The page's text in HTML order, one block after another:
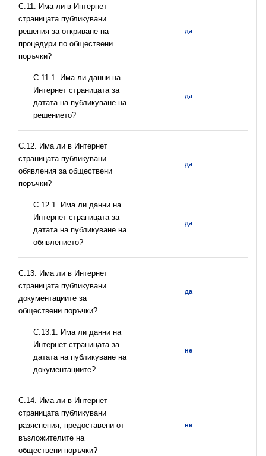
С.11. Има ли в Интернет
страницата публикувани
решения за откриване на
процедури по обществени
поръчки?
да
С.11.1. Има ли данни на
Интернет страницата за
датата на публикуване на
решението?
да
С.12. Има ли в Интернет
страницата публикувани
обявления за обществени
поръчки?
да
С.12.1. Има ли данни на
Интернет страницата за
датата на публикуване на
обявлението?
да
С.13. Има ли в Интернет
страницата публикувани
документациите за
обществени поръчки?
да
С.13.1. Има ли данни на
Интернет страницата за
датата на публикуване на
документациите?
не
С.14. Има ли в Интернет
страницата публикувани
разяснения, предоставени от
възложителите на
обществени поръчки?
не